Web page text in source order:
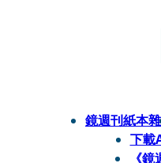
鏡週刊紙本
下載
《